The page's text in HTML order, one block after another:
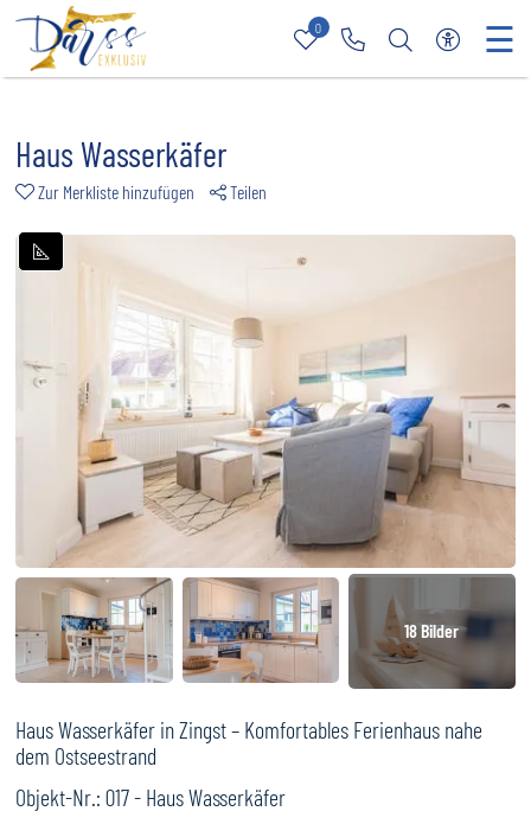
0MerklisteRufen Sie uns an
NachZur☰
Haus Wasserkäfer
Zur Merkliste hinzufügen Teilen
18Bilder
Haus Wasserkäfer in Zingst – Komfortables Ferienhaus nahe
dem Ostseestrand
Objekt-Nr.: 017 - Haus Wasserkäfer